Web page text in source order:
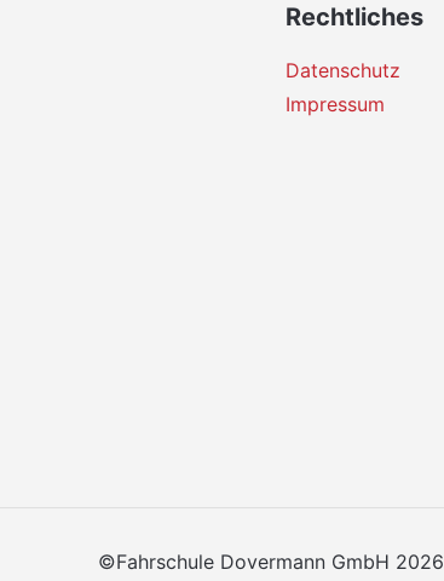
Rechtliches
Datenschutz
Impressum
©Fahrschule Dovermann GmbH 2026